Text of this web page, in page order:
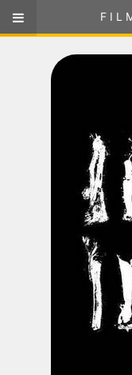
FILMES NO
SELECIONE SUA
PRÓXIMOS
PÁGINA
FilmesNoCinema.com.br
sessões de cinema no